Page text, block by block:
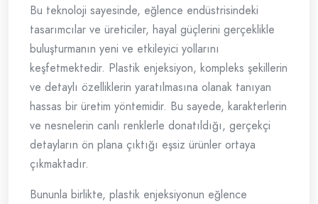
Bu teknoloji sayesinde, eğlence endüstrisindeki
tasarımcılar ve üreticiler, hayal güçlerini gerçeklikle
buluşturmanın yeni ve etkileyici yollarını
keşfetmektedir. Plastik enjeksiyon, kompleks şekillerin
ve detaylı özelliklerin yaratılmasına olanak tanıyan
hassas bir üretim yöntemidir. Bu sayede, karakterlerin
ve nesnelerin canlı renklerle donatıldığı, gerçekçi
detayların ön plana çıktığı eşsiz ürünler ortaya
çıkmaktadır.
Bununla birlikte, plastik enjeksiyonun eğlence